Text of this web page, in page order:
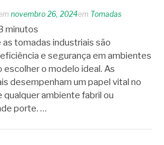
novembro 26, 2024em Tomadas
minutos
as tomadas industriais são
e segurança em ambientes
escolher o modelo ideal. As
desempenham um papel vital no
ambiente fabril ou
porte. …